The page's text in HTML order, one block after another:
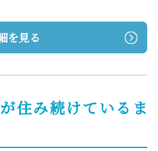
を見る
住み続けているま